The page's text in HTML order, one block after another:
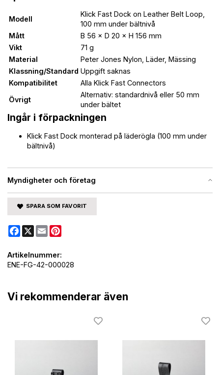
Myndigheter och företag
Modell
Klick Fast Dock on Leather Belt Loop,
100 mm under bältnivå
Mått
B 56 × D 20 × H 156 mm
Vikt
71 g
Material
Peter Jones Nylon, Läder, Mässing
Klassning/Standard Uppgift saknas
Kompatibilitet
Alla Klick Fast Connectors
Övrigt
Alternativ: standardnivå eller 50 mm
under bältet
Ingår i förpackningen
Klick Fast Dock monterad på läderögla (100 mm under
bältnivå)
SPARA SOM FAVORIT
Facebook
X Email
Artikelnummer:
ENE-FG-42-000028
Vi rekommenderar även